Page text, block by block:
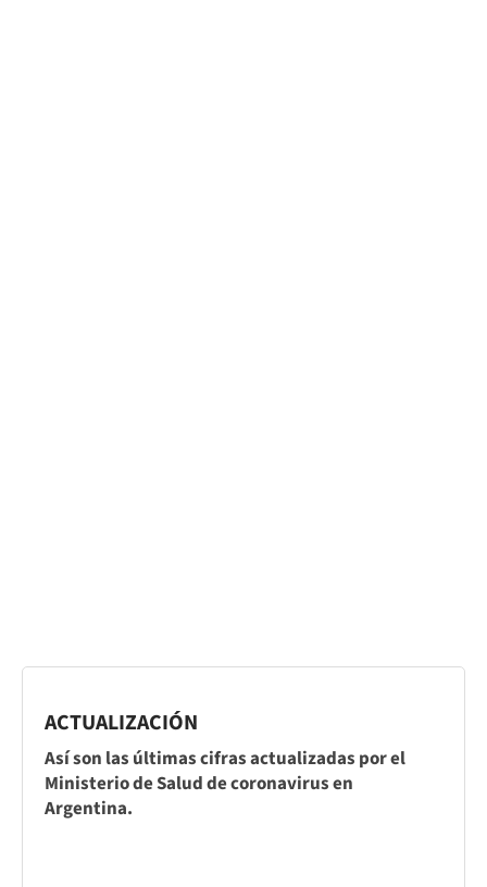
ACTUALIZACIÓN
Así son las últimas cifras actualizadas por el
Ministerio de Salud de coronavirus en
Argentina.